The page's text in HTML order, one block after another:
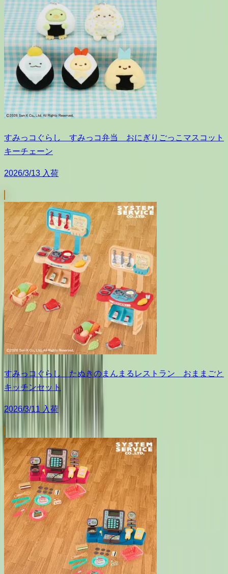
すみっコぐらし すみっコ弁当 おにぎりごっこマスコット
キーチェーン
2026/3/13 入荷
すみっコぐらし たぬきのまんまるレストラン おままごと
キッチンセット
2026/3/11 入荷